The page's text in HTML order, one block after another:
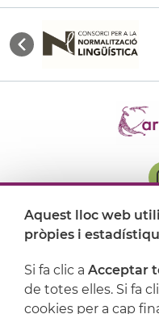
On ens trobem
Suport
Aquest lloc web
pròpies i
Si fa clic a Acceptar
de totes elles. Si fa
cookies per a cap